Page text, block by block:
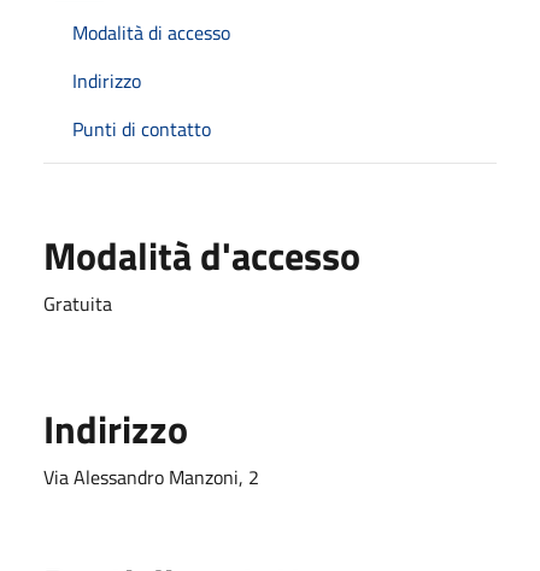
Modalità di accesso
Indirizzo
Punti di contatto
Modalità d'accesso
Gratuita
Indirizzo
Via Alessandro Manzoni, 2